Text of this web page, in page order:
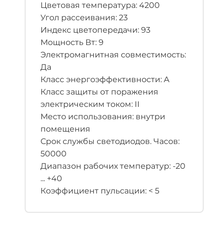
Цветовая температура: 4200
Угол рассеивания: 23
Индекс цветопередачи: 93
Мощность Вт: 9
Электромагнитная совместимость:
Да
Класс энергоэффективности: A
Класс защиты от поражения
электрическим током: II
Место использования: внутри
помещения
Срок службы светодиодов. Часов:
50000
Диапазон рабочих температур: -20
... +40
Коэффициент пульсации: < 5